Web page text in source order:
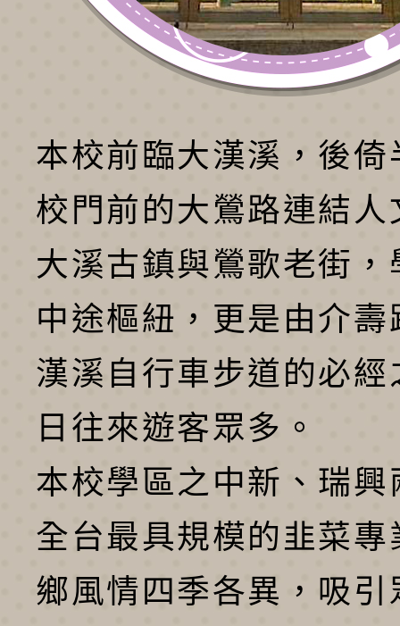
本校前臨大漢溪，後倚
校門前的大鶯路連結人
大溪古鎮與鶯歌老街，
中途樞紐，更是由介壽
漢溪自行車步道的必經
日往來遊客眾多。
本校學區之中新、瑞興
全台最具規模的韭菜專
鄉風情四季各異，吸引